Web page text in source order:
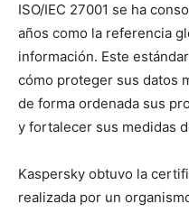
ISO/IEC 27001 se ha
años como la referencia
información. Este
cómo proteger sus datos
de forma ordenada sus
y fortalecer sus medidas
Kaspersky obtuvo la
realizada por un